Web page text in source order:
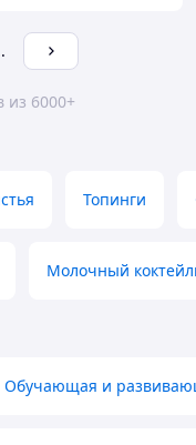
из 6000+
Топинги
Молочный
Обучающая и